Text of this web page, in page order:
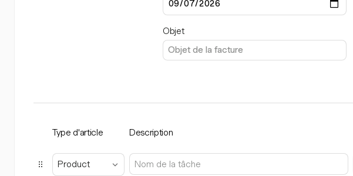
Objet
Type d'article Description
Product